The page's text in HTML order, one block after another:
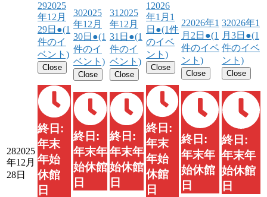
282025
年12月
28日
292025
年12月
29日 ●(1
件のイ
ベント)
Close
終日:
年末
年始
休館
日
302025
年12月
30日 ●(1
件のイ
ベント)
Close
終日:
年末年
始休館
日
31 2025
年12月
31日 ●(1
件のイ
ベント)
Close
終日:
年末年
始休館
日
1 2026
年1月1
日 ●(1件
のイベ
ント)
Close
終日:
年末
年始
休館
日
22026年1
月2日 ●(1
件のイベ
ント)
Close
終日:
年末年
始休館
日
32026年1
月3日 ●(1
件のイベ
ント)
Close
終日:
年末年
始休館
日